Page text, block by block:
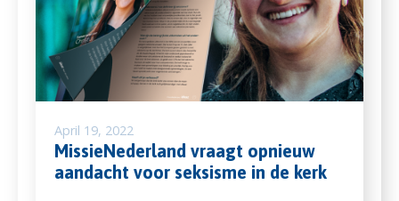
April 19, 2022
MissieNederland vraagt opnieuw
aandacht voor seksisme in de kerk